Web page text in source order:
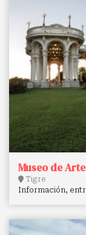
Museo de
Tigre
Información,